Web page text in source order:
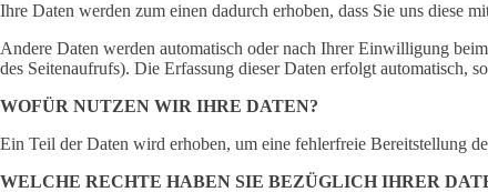
Ihre Daten werden zum einen dadurch erhoben, dass Sie uns diese
Andere Daten werden automatisch oder nach Ihrer Einwilligung
des Seitenaufrufs). Die Erfassung dieser Daten erfolgt automatisch,
WOFÜR NUTZEN WIR IHRE DATEN?
Ein Teil der Daten wird erhoben, um eine fehlerfreie Bereitstellung
WELCHE RECHTE HABEN SIE BEZÜGLICH IHRER